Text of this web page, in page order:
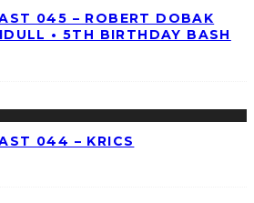
045 – ROBERT DOBAK
• 5TH BIRTHDAY BASH
044 – KRICS